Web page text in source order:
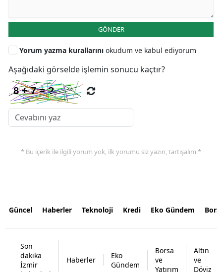
GÖNDER
Yorum yazma kurallarını okudum ve kabul ediyorum
Aşağıdaki görselde işlemin sonucu kaçtır?
* Bu içerik ile ilgili yorum yok, ilk yorumu siz yazın, tartışalım *
Güncel Haberler Teknoloji Kredi Eko Gündem
Son
dakika
İzmir
Haberler
Eko
Gündem
Borsa
ve
Yatırım
Altın
ve
Döviz